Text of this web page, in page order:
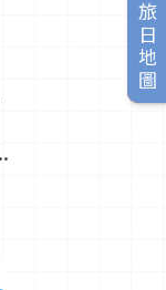
旅日地圖